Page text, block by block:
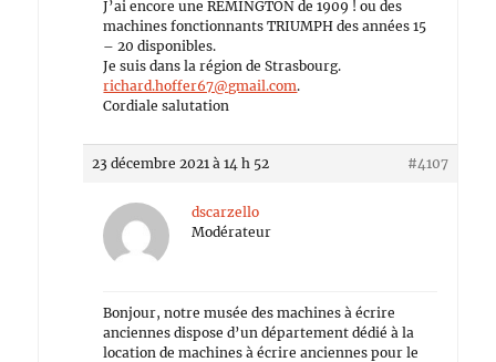
J’ai encore une REMINGTON de 1909 ! ou des
machines fonctionnants TRIUMPH des années 15
– 20 disponibles.
Je suis dans la région de Strasbourg.
richard.hoffer67@gmail.com.
Cordiale salutation
23 décembre 2021 à 14 h 52 #4107
dscarzello
Modérateur
Bonjour, notre musée des machines à écrire
anciennes dispose d’un département dédié à la
location de machines à écrire anciennes pour le